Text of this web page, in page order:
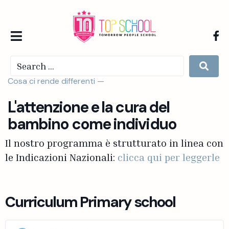
Cosa ci rende differenti —
L'attenzione e la cura del
bambino come individuo
Il nostro programma è strutturato in linea con
le Indicazioni Nazionali: clicca qui per leggerle
Curriculum Primary school